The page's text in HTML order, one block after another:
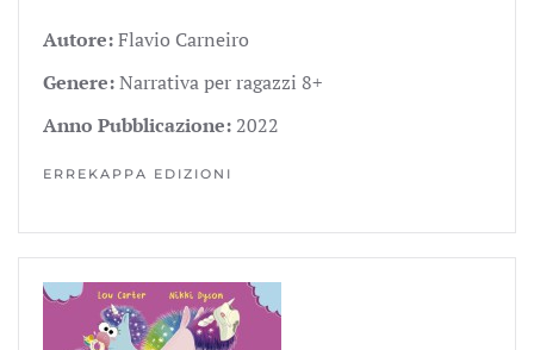
Autore:Flavio Carneiro
Genere:Narrativa per ragazzi 8+
Anno Pubblicazione: 2022
ERREKAPPA EDIZIONI